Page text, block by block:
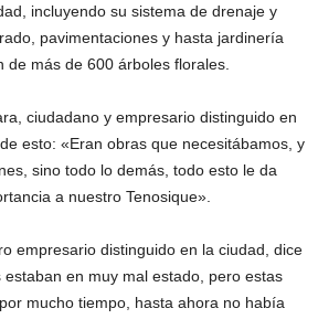
incluyendo su sistema de drenaje y
pavimentaciones y hasta jardinería
de más de 600 árboles florales.
ciudadano y empresario distinguido en
esto: «Eran obras que necesitábamos, y
sino todo lo demás, todo esto le da
a nuestro Tenosique».
empresario distinguido en la ciudad, dice
en muy mal estado, pero estas
mucho tiempo, hasta ahora no había